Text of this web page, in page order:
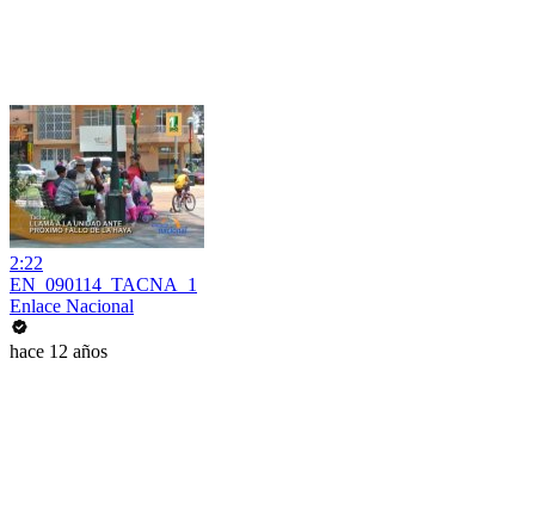
2:22
EN_090114_TACNA_1
Enlace Nacional
hace 12 años